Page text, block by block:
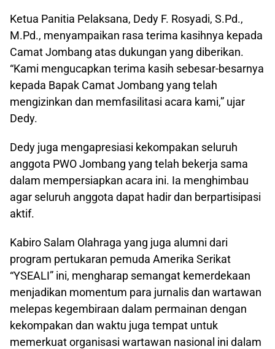
Ketua Panitia Pelaksana, Dedy F. Rosyadi, S.Pd.,
M.Pd., menyampaikan rasa terima kasihnya kepada
Camat Jombang atas dukungan yang diberikan.
“Kami mengucapkan terima kasih sebesar-besarnya
kepada Bapak Camat Jombang yang telah
mengizinkan dan memfasilitasi acara kami,” ujar
Dedy.
Dedy juga mengapresiasi kekompakan seluruh
anggota PWO Jombang yang telah bekerja sama
dalam mempersiapkan acara ini. Ia menghimbau
agar seluruh anggota dapat hadir dan berpartisipasi
aktif.
Kabiro Salam Olahraga yang juga alumni dari
program pertukaran pemuda Amerika Serikat
“YSEALI” ini, mengharap semangat kemerdekaan
menjadikan momentum para jurnalis dan wartawan
melepas kegembiraan dalam permainan dengan
kekompakan dan waktu juga tempat untuk
memerkuat organisasi wartawan nasional ini dalam